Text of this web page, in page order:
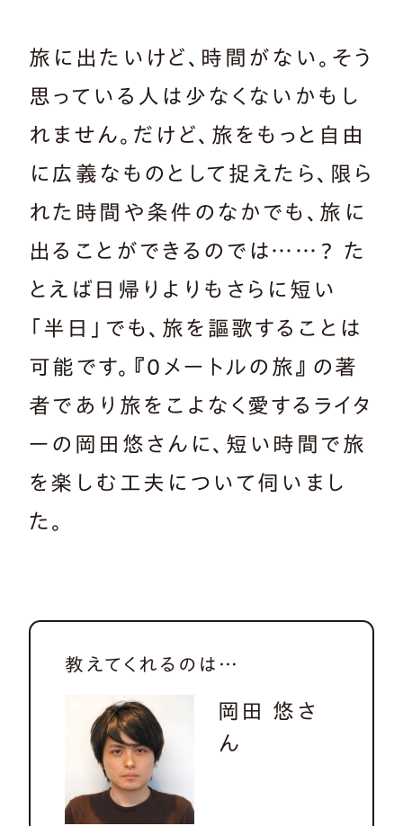
旅に出たいけど、時間がない。そう
思っている人は少なくないかもし
れません。だけど、旅をもっと自由
に広義なものとして捉えたら、限ら
れた時間や条件のなかでも、旅に
出ることができるのでは……？ た
とえば日帰りよりもさらに短い
「半日」でも、旅を謳歌することは
可能です。『0メートルの旅』の著
者であり旅をこよなく愛するライタ
ーの岡田悠さんに、短い時間で旅
を楽しむ工夫について伺いまし
た。
教えてくれるのは…
岡田 悠さ
ん